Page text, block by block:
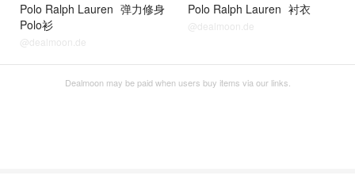
Polo Ralph Lauren 弹力修身
Polo衫
@dealmoon.de
Polo Ralph Lauren 衬衣
@dealmoon.de
Dealmoon may be paid when users buy items via our links.